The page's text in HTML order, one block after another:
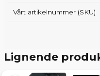
Vårt artikelnummer (SKU)
Lignende